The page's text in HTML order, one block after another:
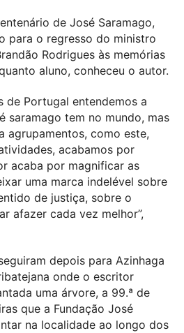
de José Saramago,
para o regresso do ministro
Rodrigues às memórias
aluno, conheceu o autor.
de Portugal entendemos a
saramago tem no mundo, mas
agrupamentos, como este,
acabamos por
acaba por magnificar as
uma marca indelével sobre
de justiça, sobre o
afazer cada vez melhor”,
depois para Azinhaga
onde o escritor
uma árvore, a 99.ª de
que a Fundação José
na localidade ao longo dos